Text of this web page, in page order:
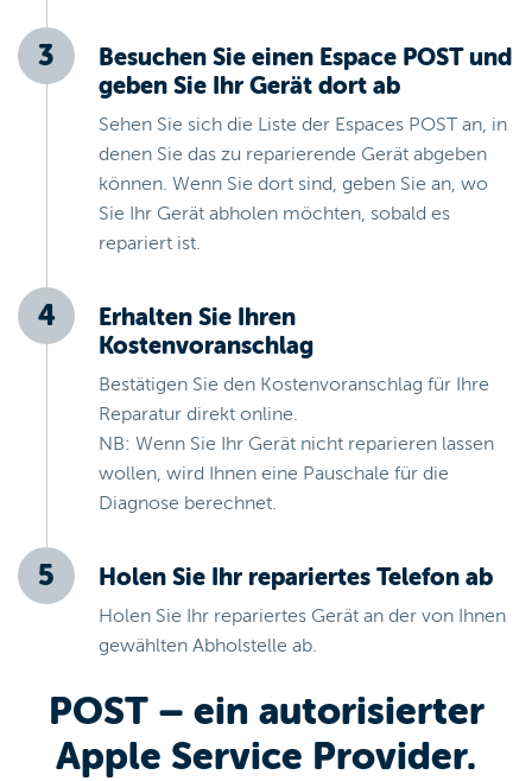
Besuchen Sie einen Espace POST und
geben Sie Ihr Gerät dort ab
Sehen Sie sich die Liste der Espaces POST an, in
denen Sie das zu reparierende Gerät abgeben
können. Wenn Sie dort sind, geben Sie an, wo
Sie Ihr Gerät abholen möchten, sobald es
repariert ist.
Erhalten Sie Ihren
Kostenvoranschlag
Bestätigen Sie den Kostenvoranschlag für Ihre
Reparatur direkt online.
NB: Wenn Sie Ihr Gerät nicht reparieren lassen
wollen, wird Ihnen eine Pauschale für die
Diagnose berechnet.
Holen Sie Ihr repariertes Telefon ab
Holen Sie Ihr repariertes Gerät an der von Ihnen
gewählten Abholstelle ab.
POST – ein autorisierter
Apple Service Provider.